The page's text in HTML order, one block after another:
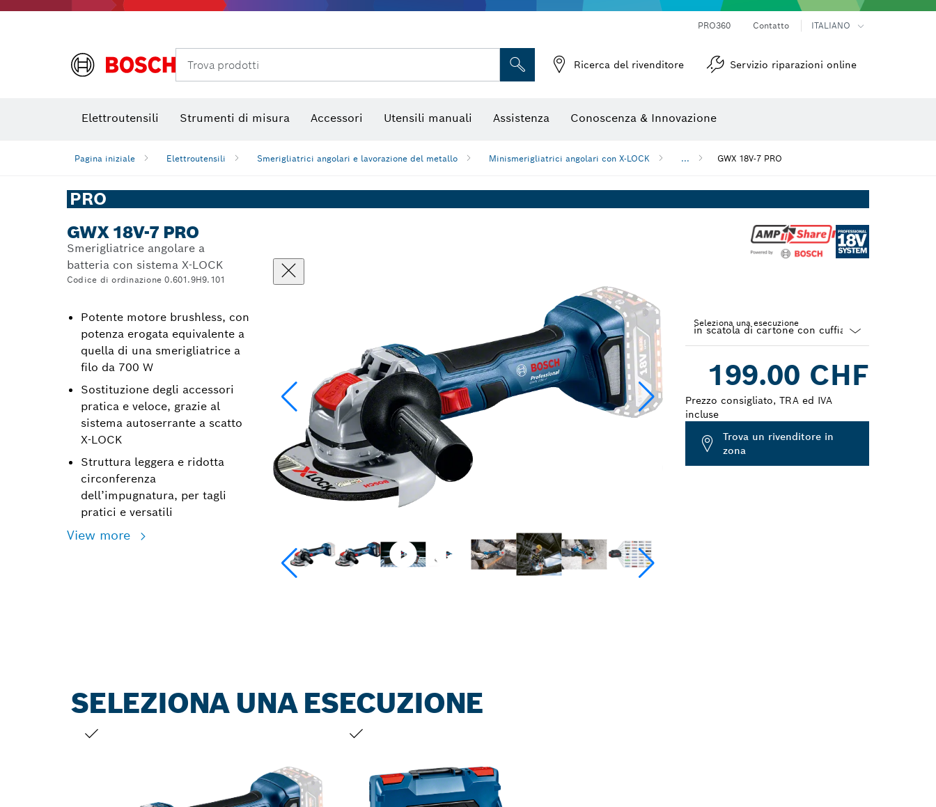
PRO360 Contatto ITALIANO
Trova prodotti Ricerca del rivenditore Servizio riparazioni online
Elettroutensili Strumenti di misura Accessori Utensili manuali Assistenza Conoscenza & Innovazione
Pagina iniziale Elettroutensili Smerigliatrici angolari e lavorazione del metallo Minismerigliatrici angolari con X-LOCK ... GWX 18V-7 PRO
PRO
GWX 18V-7 PRO
Smerigliatrice angolare a
batteria con sistema X-LOCK
Codice di ordinazione 0.601.9H9.101
Potente motore brushless, con
potenza erogata equivalente a
quella di una smerigliatrice a
filo da 700 W
Sostituzione degli accessori
pratica e veloce, grazie al
sistema autoserrante a scatto
X-LOCK
Struttura leggera e ridotta
circonferenza
dell’impugnatura, per tagli
pratici e versatili
View more
Seleziona una esecuzione
closed199.00 CHF
Prezzo consigliato, TRA ed IVA
incluse
Trova un rivenditore in
zona
SELEZIONA UNA ESECUZIONE